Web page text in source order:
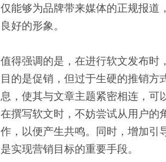
仅能够为品牌带来媒体的正规报道
良好的形象。
值得强调的是，在进行软文发布时
目的是促销，但过于生硬的推销
息，使其与文章主题紧密相连，可
在撰写软文时，不妨尝试从用户的
作，以便产生共鸣。同时，增加引
是实现营销目标的重要手段。